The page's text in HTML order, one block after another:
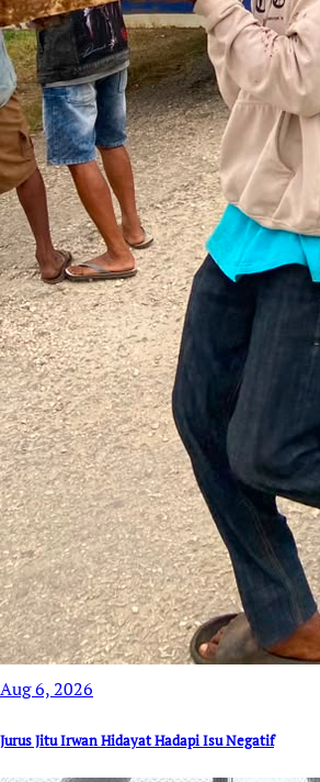
Aug 6, 2026
Jurus Jitu Irwan Hidayat Hadapi Isu Negatif